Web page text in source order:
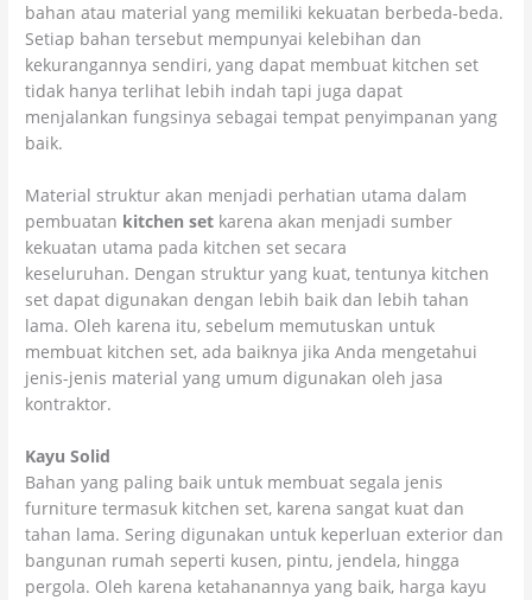
bahan atau material yang memiliki kekuatan berbeda-beda.
Setiap bahan tersebut mempunyai kelebihan dan
kekurangannya sendiri, yang dapat membuat kitchen set
tidak hanya terlihat lebih indah tapi juga dapat
menjalankan fungsinya sebagai tempat penyimpanan yang
baik.
Material struktur akan menjadi perhatian utama dalam
pembuatan kitchen set karena akan menjadi sumber
kekuatan utama pada kitchen set secara
keseluruhan. Dengan struktur yang kuat, tentunya kitchen
set dapat digunakan dengan lebih baik dan lebih tahan
lama. Oleh karena itu, sebelum memutuskan untuk
membuat kitchen set, ada baiknya jika Anda mengetahui
jenis-jenis material yang umum digunakan oleh jasa
kontraktor.
Kayu Solid
Bahan yang paling baik untuk membuat segala jenis
furniture termasuk kitchen set, karena sangat kuat dan
tahan lama. Sering digunakan untuk keperluan exterior dan
bangunan rumah seperti kusen, pintu, jendela, hingga
pergola. Oleh karena ketahanannya yang baik, harga kayu